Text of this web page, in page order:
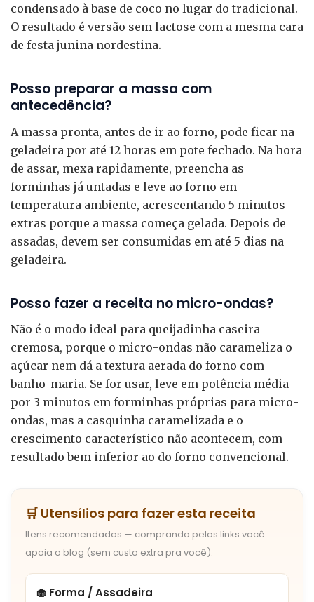
condensado à base de coco no lugar do tradicional.
O resultado é versão sem lactose com a mesma cara
de festa junina nordestina.
Posso preparar a massa com
antecedência?
A massa pronta, antes de ir ao forno, pode ficar na
geladeira por até 12 horas em pote fechado. Na hora
de assar, mexa rapidamente, preencha as
forminhas já untadas e leve ao forno em
temperatura ambiente, acrescentando 5 minutos
extras porque a massa começa gelada. Depois de
assadas, devem ser consumidas em até 5 dias na
geladeira.
Posso fazer a receita no micro-ondas?
Não é o modo ideal para queijadinha caseira
cremosa, porque o micro-ondas não carameliza o
açúcar nem dá a textura aerada do forno com
banho-maria. Se for usar, leve em potência média
por 3 minutos em forminhas próprias para micro-
ondas, mas a casquinha caramelizada e o
crescimento característico não acontecem, com
resultado bem inferior ao do forno convencional.
🛒 Utensílios para fazer esta receita
Itens recomendados — comprando pelos links você
apoia o blog (sem custo extra pra você).
🧁 Forma / Assadeira